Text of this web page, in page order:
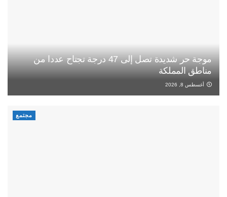
موجة حر شديدة تصل إلى 47 درجة تجتاح عددا من
مناطق المملكة
أغسطس 8, 2026
مجتمع